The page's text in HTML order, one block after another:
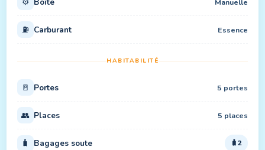
⛽ Carburant Essence
HABITABILITÉ
🚪 Portes 5 portes
👥 Places 5 places
🧳 Bagages soute 2